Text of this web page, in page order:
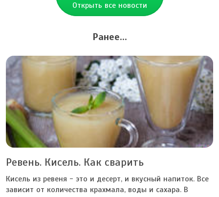
Открыть все новости
Ранее...
Ревень. Кисель. Как сварить
Кисель из ревеня - это и десерт, и вкусный напиток. Все
зависит от количества крахмала, воды и сахара. В